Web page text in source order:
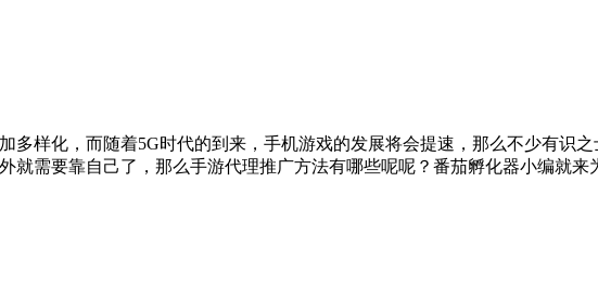
多样化，而随着5G时代的到来，手机游戏的发展将会提速，那么不少有识
就需要靠自己了，那么手游代理推广方法有哪些呢呢？番茄孵化器小编就